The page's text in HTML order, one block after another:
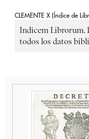
CLEMENTE X (Índice de
Indicem Librorum,
todos los datos